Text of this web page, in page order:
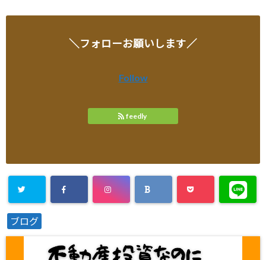
＼フォローお願いします／
Follow
feedly
ブログ